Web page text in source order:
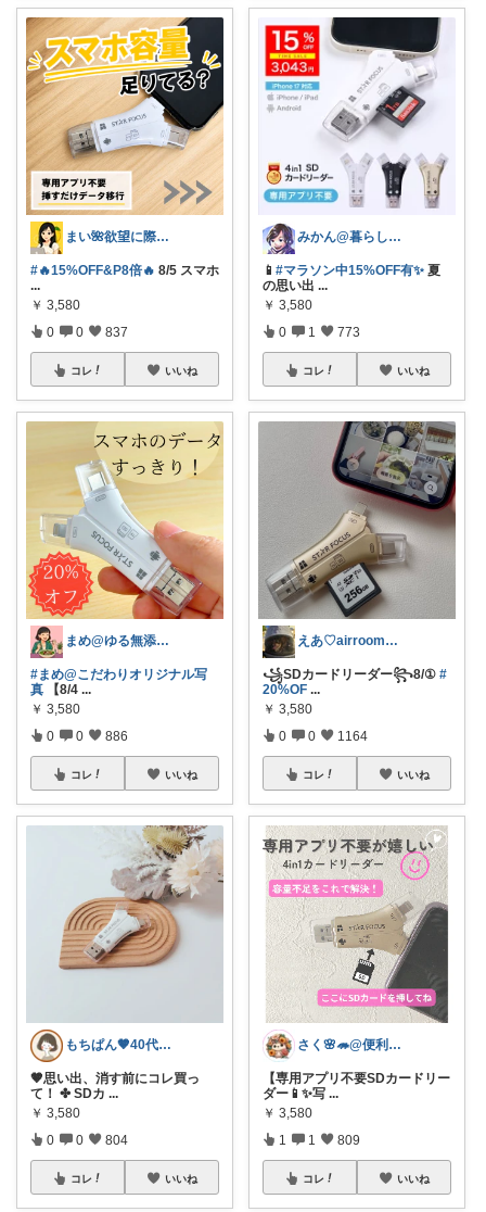
まい🌺欲望に際限なしフルタイムワーママ
#🔥15%OFF&P8倍🔥 8/5 スマホ
...
￥ 3,580
0 0 837
コレ いいね
まめ@ゆる無添加でミニマル生活☕
#まめ@こだわりオリジナル写
真 【8/4 ...
￥ 3,580
0 0 886
コレ いいね
もちぱん🤎40代主婦のくらしメモ
🤎思い出、消す前にコレ買っ
て！ ✤ SDカ ...
￥ 3,580
0 0 804
コレ いいね
みかん@暮らしのもの／暑さ対策に全力⛱️
📱 #マラソン中15%OFF有✨ 夏
の思い出 ...
￥ 3,580
0 1 773
コレ いいね
えあ♡airroom❀ラクして整う暮らし
꧁SDカードリーダー꧂8/① #
20%OF ...
￥ 3,580
0 0 1164
コレ いいね
さく🌸🦔@便利でかわいいを探す旅
【専用アプリ不要SDカードリー
ダー📱✨️写 ...
￥ 3,580
1 1 809
コレ いいね